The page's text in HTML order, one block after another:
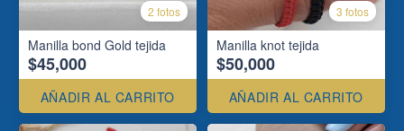
2 fotos
Manilla bond Gold tejida
$45,000
AÑADIR AL CARRITO
3 fotos
Manilla knot tejida
$50,000
AÑADIR AL CARRITO